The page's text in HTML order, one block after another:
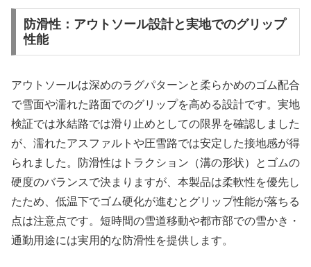
防滑性：アウトソール設計と実地でのグリップ
性能
アウトソールは深めのラグパターンと柔らかめのゴム配合
で雪面や濡れた路面でのグリップを高める設計です。実地
検証では氷結路では滑り止めとしての限界を確認しました
が、濡れたアスファルトや圧雪路では安定した接地感が得
られました。防滑性はトラクション（溝の形状）とゴムの
硬度のバランスで決まりますが、本製品は柔軟性を優先し
たため、低温下でゴム硬化が進むとグリップ性能が落ちる
点は注意点です。短時間の雪道移動や都市部での雪かき・
通勤用途には実用的な防滑性を提供します。